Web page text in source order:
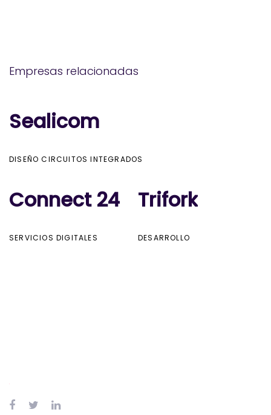
Empresas relacionadas
Sealicom
Sealicom
DISEÑO CIRCUITOS INTEGRADOS
Connect 24
Connect 24
SERVICIOS DIGITALES
Trifork
Trifork
DESARROLLO